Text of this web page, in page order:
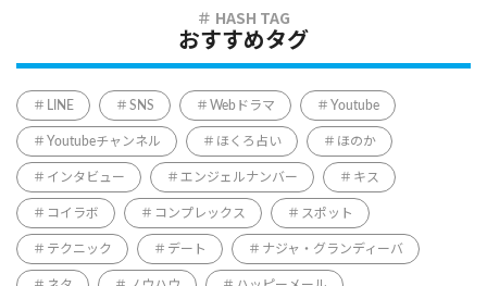
おすすめタグ
LINE SNS Webドラマ Youtube
Youtubeチャンネル ほくろ占い ほのか
インタビュー エンジェルナンバー キス
コイラボ コンプレックス スポット
テクニック デート ナジャ・グランディーバ